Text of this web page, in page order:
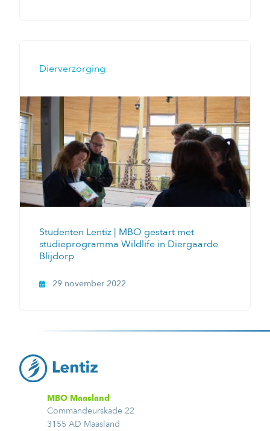
Dierverzorging
Studenten Lentiz | MBO gestart met
studieprogramma Wildlife in Diergaarde
Blijdorp
29 november 2022
MBO Maasland
Commandeurskade 22
3155 AD Maasland